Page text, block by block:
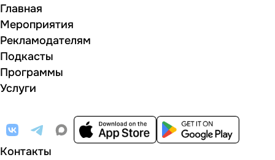
Главная
Мероприятия
Рекламодателям
Подкасты
Программы
Услуги
Контакты